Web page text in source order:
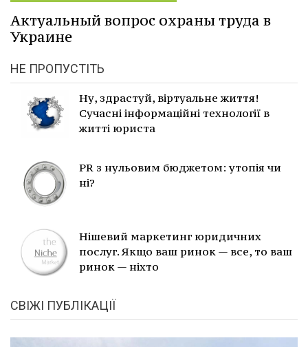
Актуальный вопрос охраны труда в
Украине
НЕ ПРОПУСТІТЬ
Ну, здрастуй, віртуальне життя!
Сучасні інформаційні технології в
житті юриста
PR з нульовим бюджетом: утопія чи
ні?
Нішевий маркетинг юридичних
послуг. Якщо ваш ринок — все, то ваш
ринок — ніхто
СВІЖІ ПУБЛІКАЦІЇ